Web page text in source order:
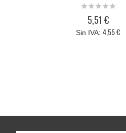
Rating:
5,51 €
4,55 €